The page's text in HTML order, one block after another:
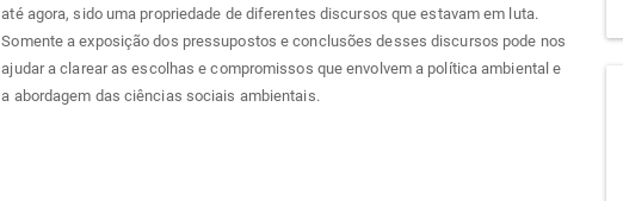
até agora, sido uma propriedade de diferentes discursos que estavam em luta.
Somente a exposição dos pressupostos e conclusões desses discursos pode nos
ajudar a clarear as escolhas e compromissos que envolvem a política ambiental e
a abordagem das ciências sociais ambientais.